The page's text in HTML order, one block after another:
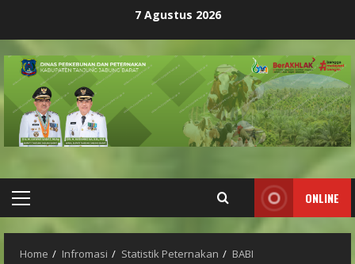
content
7 Agustus 2026
Primary
Menu
ONLINE
Home Infromasi Statistik Peternakan BABI